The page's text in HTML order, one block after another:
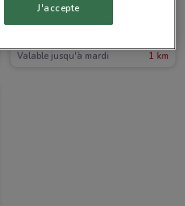
Boulanger
Valable jusqu'à mardi 1 km
J'accepte